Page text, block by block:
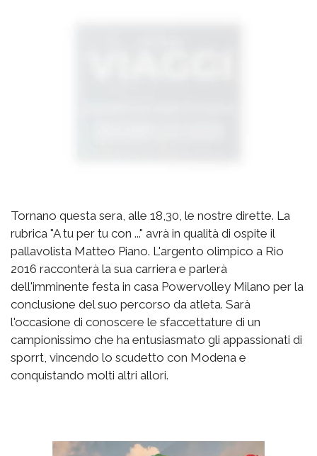
Tornano questa sera, alle 18,30, le nostre dirette. La
rubrica "A tu per tu con ..." avrà in qualità di ospite il
pallavolista Matteo Piano. L'argento olimpico a Rio
2016 racconterà la sua carriera e parlerà
dell'imminente festa in casa Powervolley Milano per la
conclusione del suo percorso da atleta. Sarà
l'occasione di conoscere le sfaccettature di un
campionissimo che ha entusiasmato gli appassionati di
sporrt, vincendo lo scudetto con Modena e
conquistando molti altri allori.